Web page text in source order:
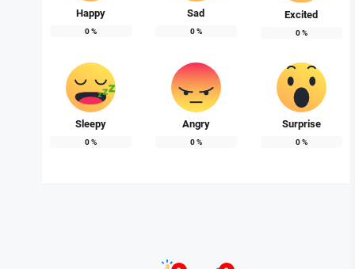
Happy
0%
Sad
0%
Excited
0%
Sleepy
0%
Angry
0%
Surprise
0%